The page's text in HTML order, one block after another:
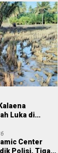
Luka di
Center
Polisi, Tiga